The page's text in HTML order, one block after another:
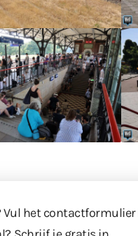
Vul het contactformulier